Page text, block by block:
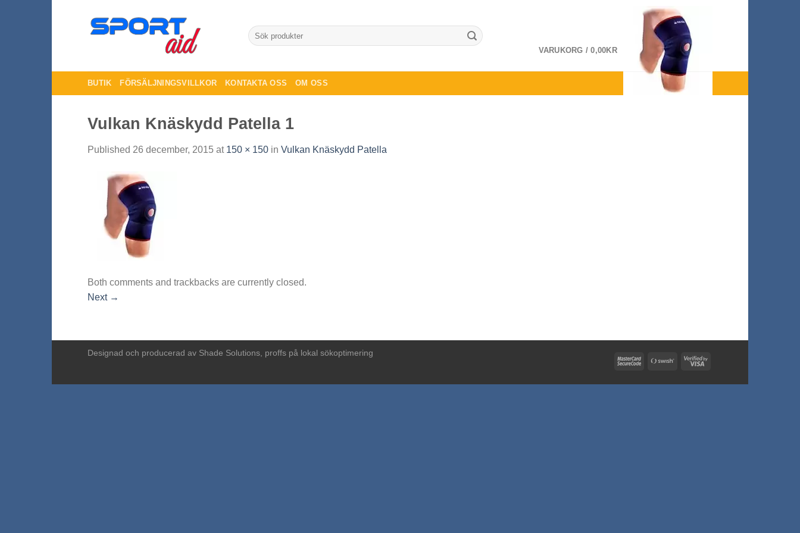
Sök
efter:
VARUKORG /0,00KR
BUTIK FÖRSÄLJNINGSVILLKOR KONTAKTA OSS OM OSS
Vulkan Knäskydd Patella 1
Published 26 december, 2015 at 150 × 150 in Vulkan Knäskydd Patella
Both comments and trackbacks are currently closed.
Next →
MasterCardSwish
Visa
Designad och producerad av Shade Solutions, proffs på lokal sökoptimering